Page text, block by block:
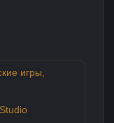
игры